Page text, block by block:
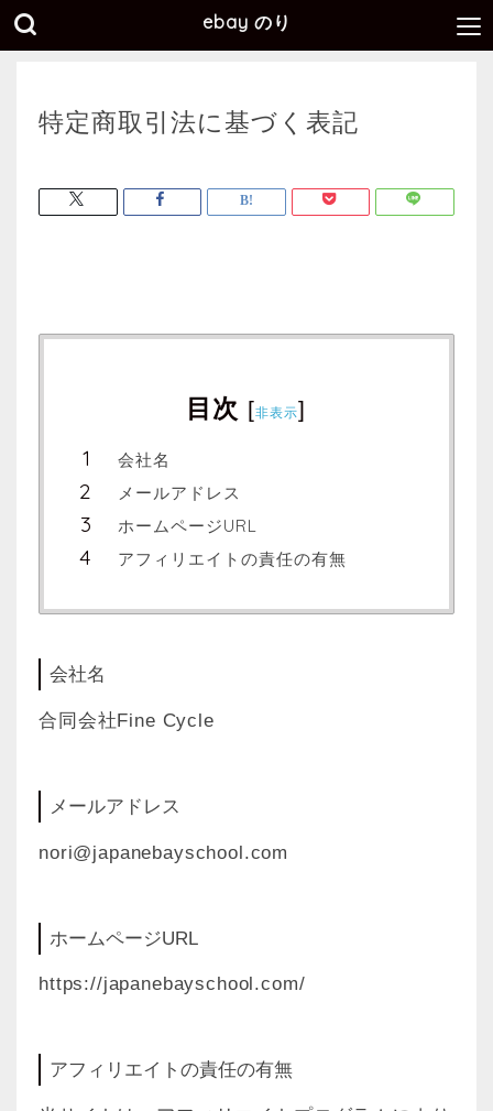
ebay のり
特定商取引法に基づく表記
目次 [非表示]
会社名
メールアドレス
ホームページURL
アフィリエイトの責任の有無
会社名
合同会社Fine Cycle
メールアドレス
nori@japanebayschool.com
ホームページURL
https://japanebayschool.com/
アフィリエイトの責任の有無